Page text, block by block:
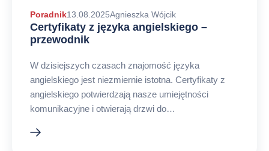
Poradnik13.08.2025Autor
arykułu
Agnieszka Wójcik
Certyfikaty z języka angielskiego –
przewodnik
W dzisiejszych czasach znajomość języka
angielskiego jest niezmiernie istotna. Certyfikaty z
angielskiego potwierdzają nasze umiejętności
komunikacyjne i otwierają drzwi do…